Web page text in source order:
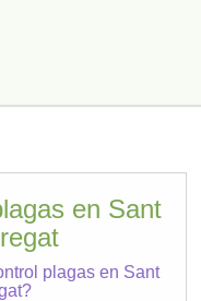
en Sant
plagas en Sant